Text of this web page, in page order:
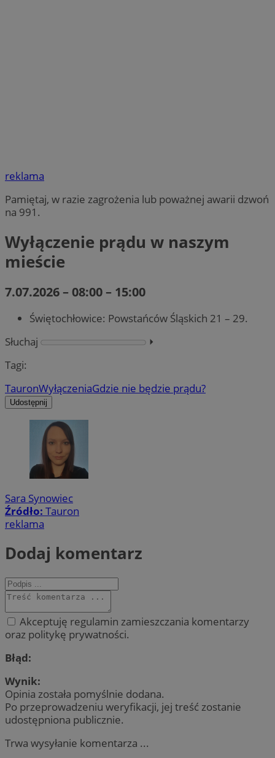
reklama
Pamiętaj, w razie zagrożenia lub poważnej awarii dzwoń
na 991.
Wyłączenie prądu w naszym
mieście
7.07.2026 – 08:00 – 15:00
Świętochłowice: Powstańców Śląskich 21 – 29.
Słuchaj
⏵︎
Tagi:
TauronWyłączeniaGdzie nie będzie prądu?
Udostępnij
Sara Synowiec
Źródło: Tauron
reklama
Dodaj komentarz
Akceptuję regulamin zamieszczania komentarzy
oraz politykę prywatności.
Błąd:
Wynik:
Opinia została pomyślnie dodana.
Po przeprowadzeniu weryfikacji, jej treść zostanie
udostępniona publicznie.
Trwa wysyłanie komentarza ...